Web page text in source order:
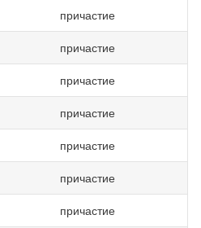
причастие
причастие
причастие
причастие
причастие
причастие
причастие